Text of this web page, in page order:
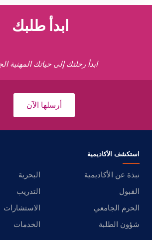
ابدأ طلبك
ابدأ رحلتك إلى حياتك المهنية
أرسلها الآن
استكشف الأكاديمية
نبذة عن الأكاديمية
البحرية
القبول
التدريب
الحرم الجامعي
الاستشارات
شؤون الطلبة
الخدمات